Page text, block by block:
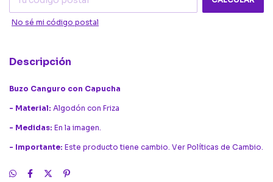
No sé mi código postal
Descripción
Buzo Canguro con Capucha
- Material: Algodón con Friza
- Medidas: En la imagen.
- Importante: Este producto tiene cambio. Ver Políticas de Cambio.